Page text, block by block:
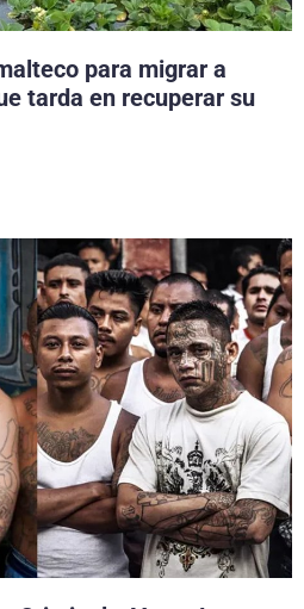
para migrar a
tarda en recuperar su